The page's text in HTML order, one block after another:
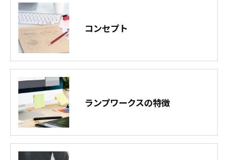
コンセプト
ランプワークスの特徴